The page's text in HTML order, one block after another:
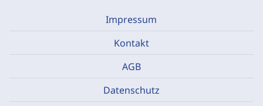
Impressum
Kontakt
AGB
Datenschutz